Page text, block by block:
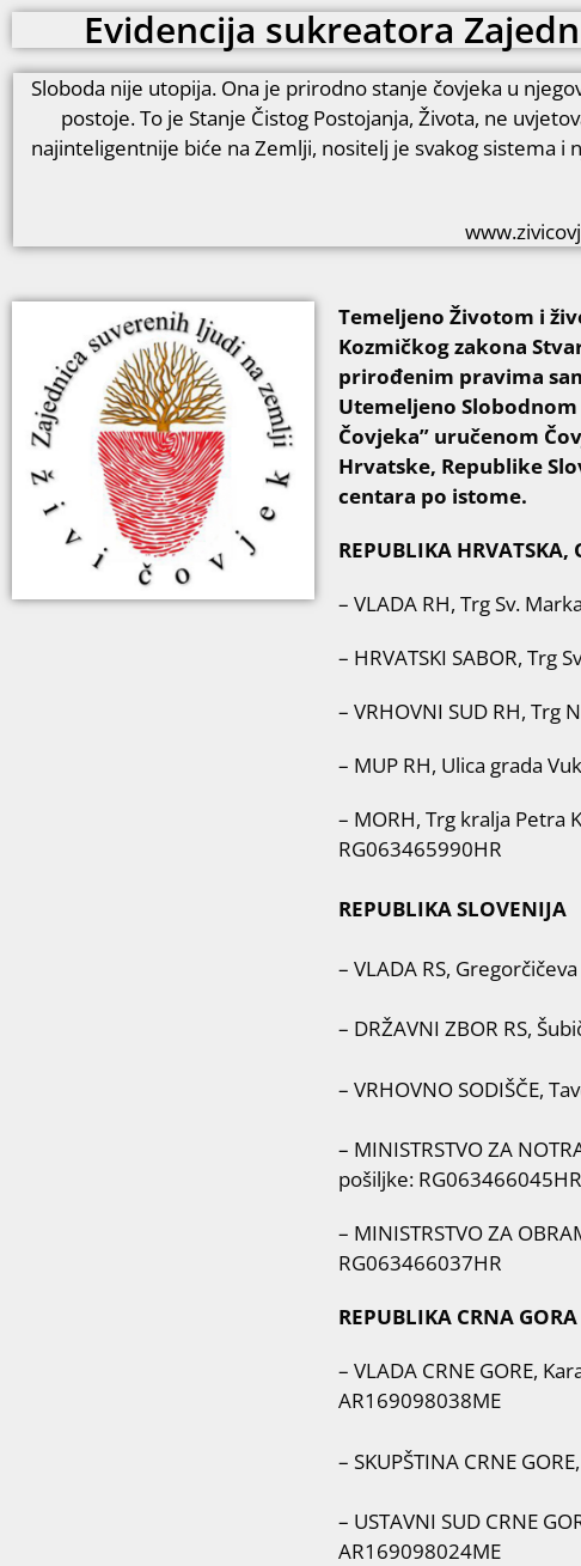
Evidencija sukreatora
Sloboda nije utopija. Ona je prirodno stanje čovjeka u
postoje. To je Stanje Čistog Postojanja, Života, ne
najinteligentnije biće na Zemlji, nositelj je svakog sistema
Temeljeno Životom i
Kozmičkog zakona
prirođenim pravima
Utemeljeno
Čovjeka” uručenom
Hrvatske, Republike
centara po istome.
REPUBLIKA
– VLADA RH, Trg Sv.
– HRVATSKI SABOR,
– VRHOVNI SUD RH, Trg
– MUP RH, Ulica grada
– MORH, Trg kralja Petra
RG063465990HR
REPUBLIKA SLOVENIJA
– VLADA RS,
– DRŽAVNI ZBOR RS,
– VRHOVNO SODIŠČE,
– MINISTRSTVO ZA
pošiljke: RG063466045HR
– MINISTRSTVO ZA
RG063466037HR
REPUBLIKA CRNA GORA
– VLADA CRNE GORE,
AR169098038ME
– SKUPŠTINA CRNE
– USTAVNI SUD CRNE
AR169098024ME